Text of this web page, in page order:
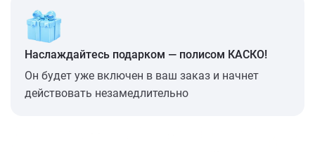
Наслаждайтесь подарком — полисом КАСКО!
Он будет уже включен в ваш заказ и начнет
действовать незамедлительно